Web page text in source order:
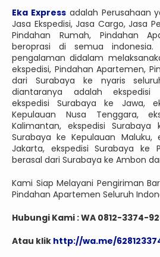
Eka Expressadalah Perusahaan
Jasa Ekspedisi, Jasa Cargo, Jasa
Pindahan Rumah, Pindahan
beroprasi di semua
pengalaman didalam
ekspedisi, Pindahan Apartemen,
dari Surabaya ke nyaris
diantaranya adalah ekspedisi
ekspedisi Surabaya ke Jawa,
Kepulauan Nusa Tenggara,
Kalimantan, ekspedisi Surabaya
Surabaya ke Kepulauan Maluku,
Jakarta, ekspedisi Surabaya ke
berasal dari Surabaya ke Ambon
Kami Siap Melayani Pengiriman
Pindahan Apartemen Seluruh
Hubungi Kami : WA 0812-3374-
Atau klik http://wa.me/